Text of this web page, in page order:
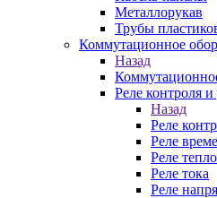
Металлорукав
Трубы
Коммутационное
Назад
Реле контроля
Назад
Реле
Реле
Реле
Реле тока
Реле